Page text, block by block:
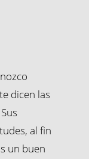
dicen las
al fin
un buen